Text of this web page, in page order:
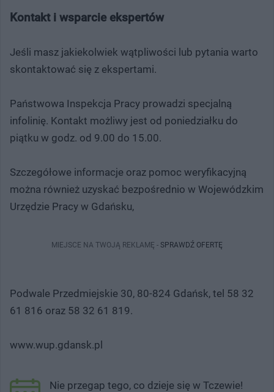
Kontakt i wsparcie ekspertów
Jeśli masz jakiekolwiek wątpliwości lub pytania warto
skontaktować się z ekspertami.
Państwowa Inspekcja Pracy prowadzi specjalną
infolinię. Kontakt możliwy jest od poniedziałku do
piątku w godz. od 9.00 do 15.00.
Szczegółowe informacje oraz pomoc weryfikacyjną
można również uzyskać bezpośrednio w Wojewódzkim
Urzędzie Pracy w Gdańsku,
MIEJSCE NA TWOJĄ REKLAMĘ - SPRAWDŹ OFERTĘ
Podwale Przedmiejskie 30, 80-824 Gdańsk, tel 58 32
61 816 oraz 58 32 61 819.
www.wup.gdansk.pl
Nie przegap tego, co dzieje się w Tczewie!